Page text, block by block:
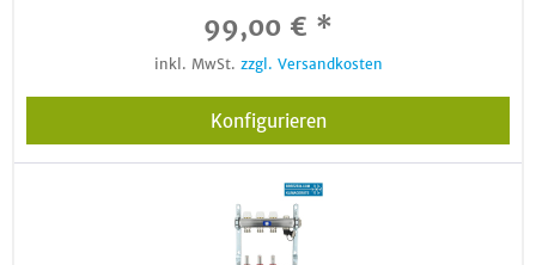
99,00 € *
inkl. MwSt. zzgl. Versandkosten
Konfigurieren